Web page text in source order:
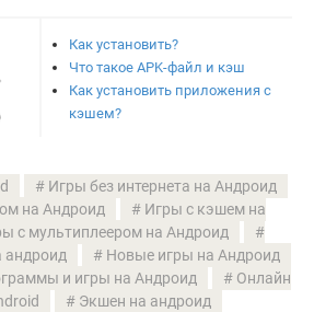
Как установить?
Что такое APK-файл и кэш
Как установить приложения с
кэшем?
Игры без интернета на Андроид
на Андроид
Игры с кэшем на
с мультиплеером на Андроид
андроид
Новые игры на Андроид
и игры на Андроид
Онлайн
Экшен на андроид